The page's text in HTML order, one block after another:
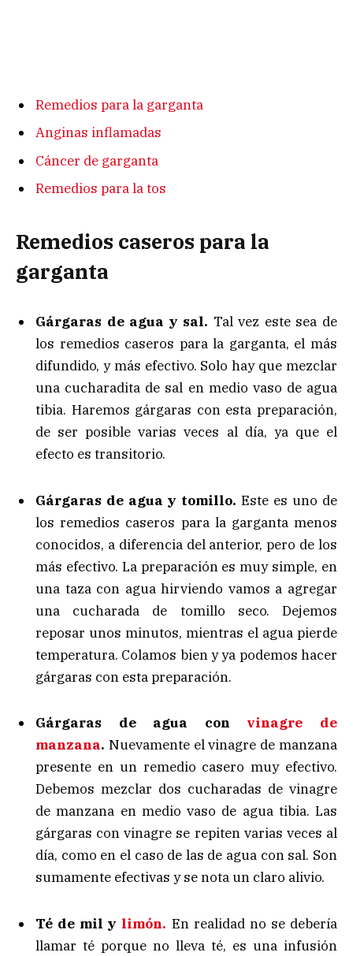
Remedios para la garganta
Anginas inflamadas
Cáncer de garganta
Remedios para la tos
Remedios caseros para la
garganta
Gárgaras de agua y sal. Tal vez este sea de
los remedios caseros para la garganta, el más
difundido, y más efectivo. Solo hay que mezclar
una cucharadita de sal en medio vaso de agua
tibia. Haremos gárgaras con esta preparación,
de ser posible varias veces al día, ya que el
efecto es transitorio.
Gárgaras de agua y tomillo. Este es uno de
los remedios caseros para la garganta menos
conocidos, a diferencia del anterior, pero de los
más efectivo. La preparación es muy simple, en
una taza con agua hirviendo vamos a agregar
una cucharada de tomillo seco. Dejemos
reposar unos minutos, mientras el agua pierde
temperatura. Colamos bien y ya podemos hacer
gárgaras con esta preparación.
Gárgaras de agua con vinagre de
manzana. Nuevamente el vinagre de manzana
presente en un remedio casero muy efectivo.
Debemos mezclar dos cucharadas de vinagre
de manzana en medio vaso de agua tibia. Las
gárgaras con vinagre se repiten varias veces al
día, como en el caso de las de agua con sal. Son
sumamente efectivas y se nota un claro alivio.
Té de mil y limón. En realidad no se debería
llamar té porque no lleva té, es una infusión